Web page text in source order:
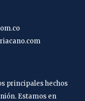
principales hechos
Estamos en